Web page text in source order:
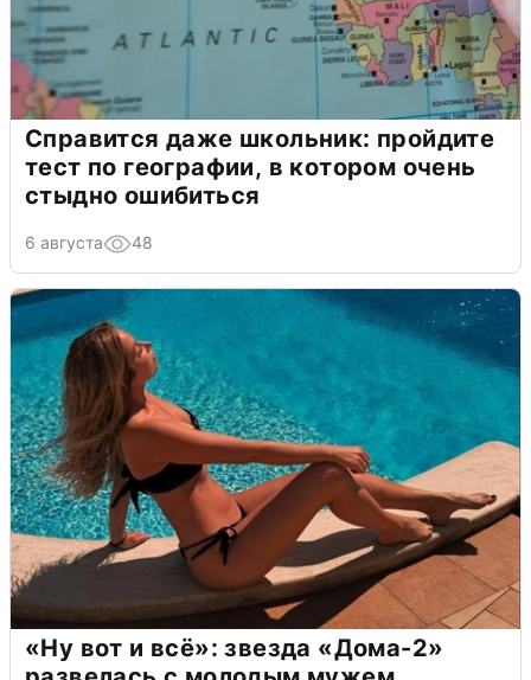
Справится даже школьник: пройдите
тест по географии, в котором очень
стыдно ошибиться
6 августа 48
«Ну вот и всё»: звезда «Дома-2»